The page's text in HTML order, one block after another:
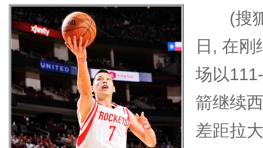
(搜狐
日, 在刚
场以
箭继续
差距拉